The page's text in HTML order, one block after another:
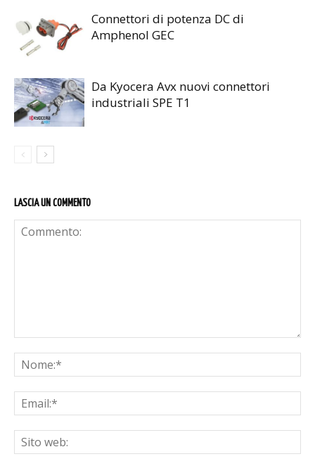
Connettori di potenza DC di
Amphenol GEC
Da Kyocera Avx nuovi connettori
industriali SPE T1
LASCIA UN COMMENTO